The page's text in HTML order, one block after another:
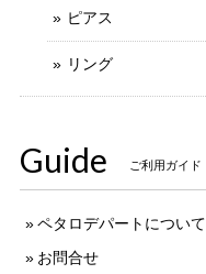
ピアス
リング
Guide ご利用ガイド
ペタロデパートについて
お問合せ